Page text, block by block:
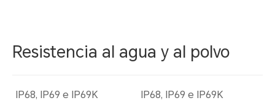
Resistencia al agua y al polvo
IP68, IP69 e IP69K IP68, IP69 e IP69K